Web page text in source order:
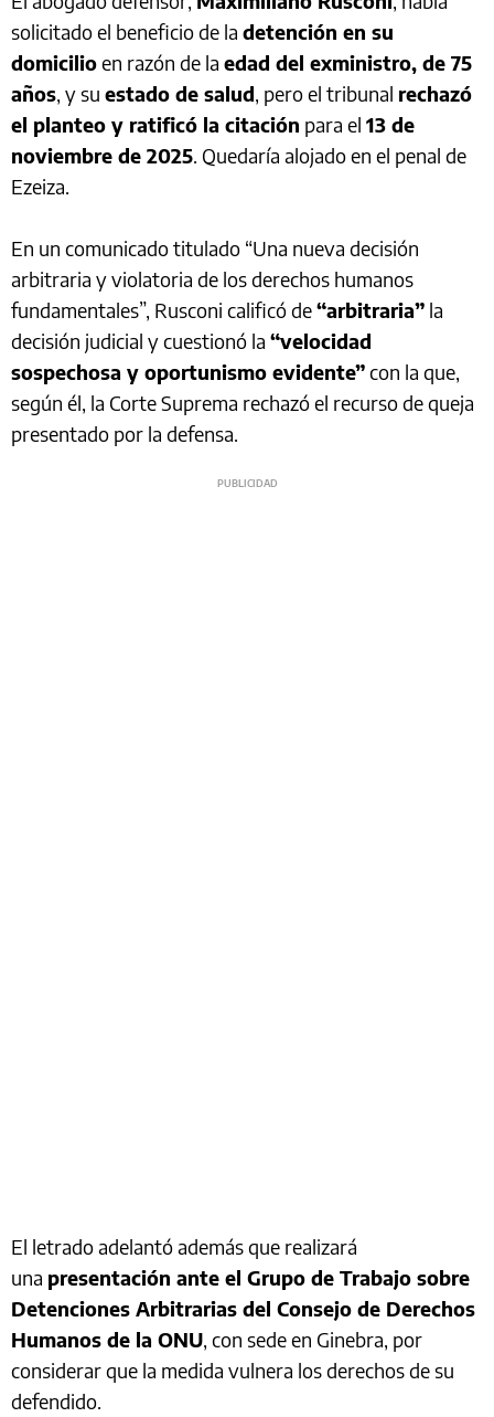
solicitado el beneficio de la detención en su
domicilioen razón de la edad del exministro, de 75
años, y su estado de salud, pero el tribunal rechazó
el planteo y ratificó la citación para el 13 de
noviembre de 2025. Quedaría alojado en el penal de
Ezeiza.
En un comunicado titulado “Una nueva decisión
arbitraria y violatoria de los derechos humanos
fundamentales”, Rusconi calificó de“arbitraria” la
decisión judicial y cuestionó la “velocidad
sospechosa y oportunismo evidente”con la que,
según él, la Corte Suprema rechazó el recurso de queja
presentado por la defensa.
El letrado adelantó además que realizará
una presentación ante el Grupo de Trabajo sobre
Detenciones Arbitrarias del Consejo de Derechos
Humanos de la ONU, con sede en Ginebra, por
considerar que la medida vulnera los derechos de su
defendido.